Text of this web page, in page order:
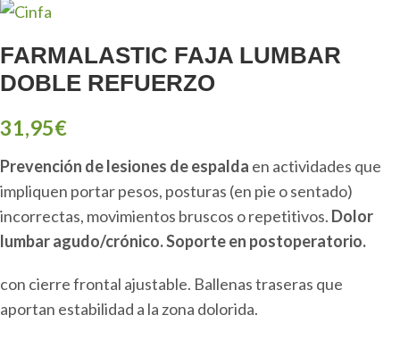
FARMALASTIC FAJA LUMBAR
DOBLE REFUERZO
31,95€
Prevención de lesiones de espalda en actividades que
impliquen portar pesos, posturas (en pie o sentado)
incorrectas, movimientos bruscos o repetitivos. Dolor
lumbar agudo/crónico. Soporte en postoperatorio.
con cierre frontal ajustable. Ballenas traseras que
aportan estabilidad a la zona dolorida.